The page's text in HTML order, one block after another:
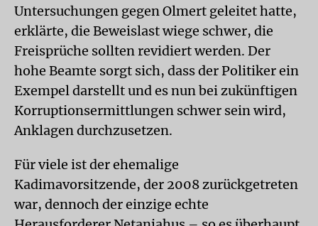
Untersuchungen gegen Olmert geleitet hatte,
erklärte, die Beweislast wiege schwer, die
Freisprüche sollten revidiert werden. Der
hohe Beamte sorgt sich, dass der Politiker ein
Exempel darstellt und es nun bei zukünftigen
Korruptionsermittlungen schwer sein wird,
Anklagen durchzusetzen.
Für viele ist der ehemalige
Kadimavorsitzende, der 2008 zurückgetreten
war, dennoch der einzige echte